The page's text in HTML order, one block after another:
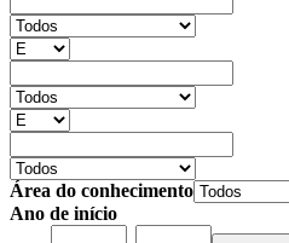
Área do conhecimento
Ano de início